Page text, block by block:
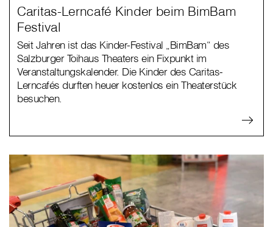
Caritas-Lerncafé Kinder beim BimBam
Festival
Seit Jahren ist das Kinder-Festival „BimBam“ des
Salzburger Toihaus Theaters ein Fixpunkt im
Veranstaltungskalender. Die Kinder des Caritas-
Lerncafés durften heuer kostenlos ein Theaterstück
besuchen.